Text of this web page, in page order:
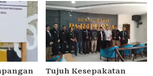
Tujuh Kesepakatan